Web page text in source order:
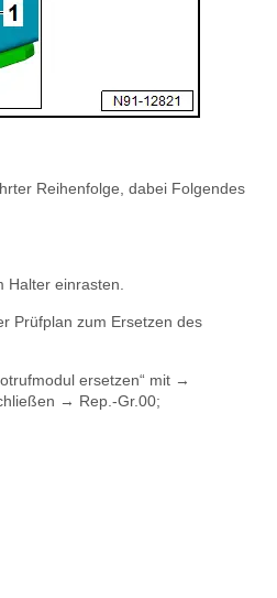
Reihenfolge, dabei Folgendes
Halter einrasten.
Prüfplan zum Ersetzen des
ersetzen“ mit →
→ Rep.-Gr.00;